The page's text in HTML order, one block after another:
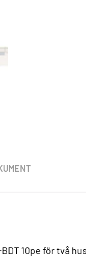
10pe för två